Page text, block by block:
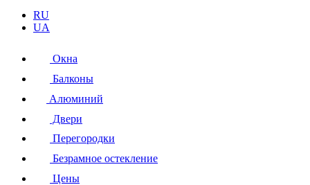
RU
UA
Окна
Балконы
Алюминий
Двери
Перегородки
Безрамное остекление
Цены